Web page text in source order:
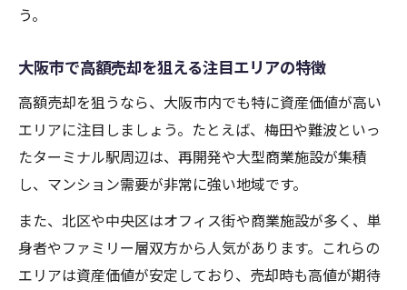
う。
大阪市で高額売却を狙える注目エリアの特徴
高額売却を狙うなら、大阪市内でも特に資産価値が高い
エリアに注目しましょう。たとえば、梅田や難波といっ
たターミナル駅周辺は、再開発や大型商業施設が集積
し、マンション需要が非常に強い地域です。
また、北区や中央区はオフィス街や商業施設が多く、単
身者やファミリー層双方から人気があります。これらの
エリアは資産価値が安定しており、売却時も高値が期待